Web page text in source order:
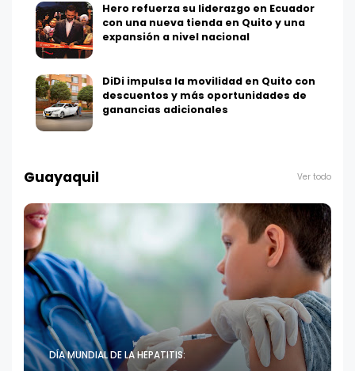
Hero refuerza su liderazgo en Ecuador
con una nueva tienda en Quito y una
expansión a nivel nacional
DiDi impulsa la movilidad en Quito con
descuentos y más oportunidades de
ganancias adicionales
Guayaquil Ver todo
DÍA MUNDIAL DE LA HEPATITIS: